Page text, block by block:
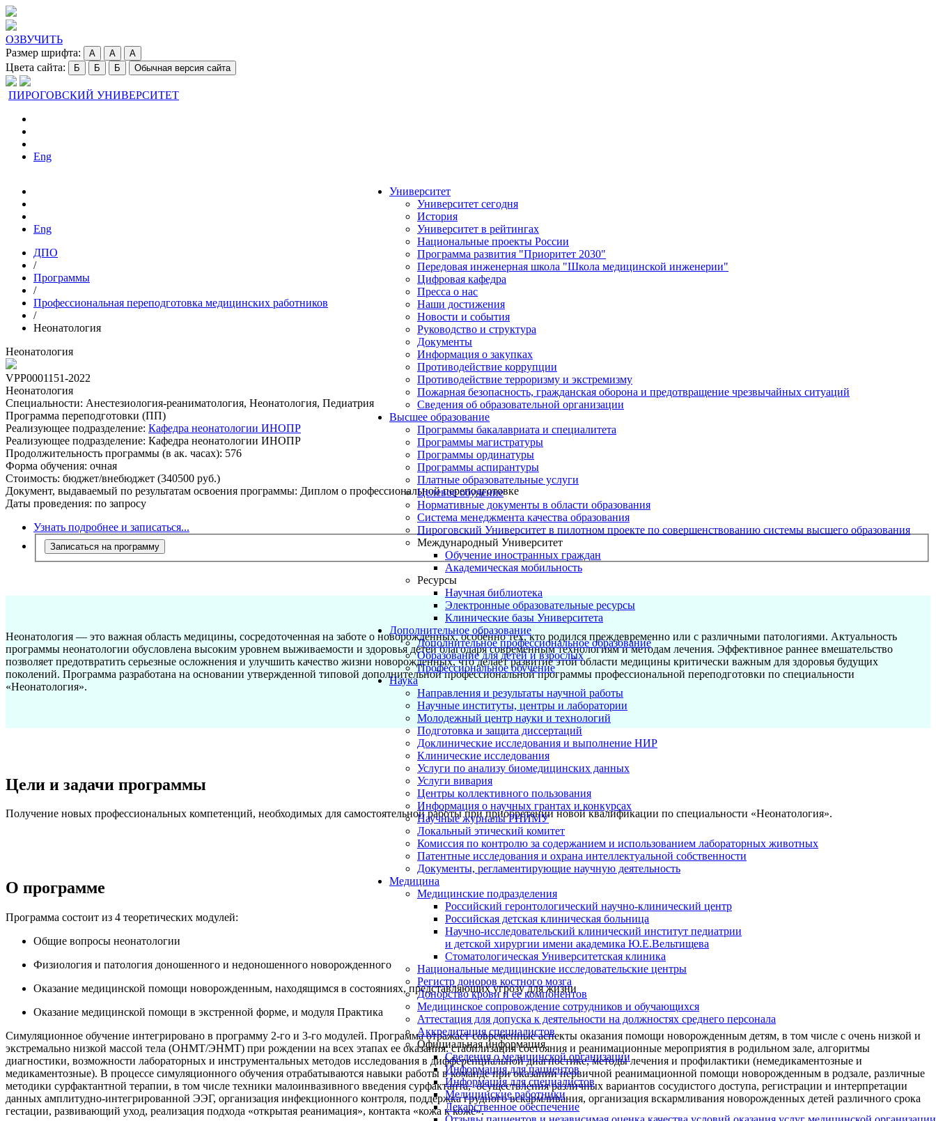
ОЗВУЧИТЬ
Размер шрифта:
A A A
Цвета сайта: Б Б Б Обычная версия сайта
ПИРОГОВСКИЙ УНИВЕРСИТЕТ
Eng
Университет
Университет сегодня
История
Университет в рейтингах
Национальные проекты России
Программа развития "Приоритет 2030"
Передовая инженерная школа "Школа медицинской инженерии"
Цифровая кафедра
Пресса о нас
Наши достижения
Новости и события
Руководство и структура
Документы
Информация о закупках
Противодействие коррупции
Противодействие терроризму и экстремизму
Пожарная безопасность, гражданская оборона и предотвращение чрезвычайных ситуаций
Сведения об образовательной организации
Высшее образование
Программы бакалавриата и специалитета
Программы магистратуры
Программы ординатуры
Программы аспирантуры
Платные образовательные услуги
Целевое обучение
Нормативные документы в области образования
Система менеджмента качества образования
Пироговский Университет в пилотном проекте по совершенствованию системы высшего образования
Международный Университет
Обучение иностранных граждан
Академическая мобильность
Ресурсы
Научная библиотека
Электронные образовательные ресурсы
Клинические базы Университета
Дополнительное образование
Дополнительное профессиональное образование
Образование для детей и взрослых
Профессиональное обучение
Наука
Направления и результаты научной работы
Научные институты, центры и лаборатории
Молодежный центр науки и технологий
Подготовка и защита диссертаций
Доклинические исследования и выполнение НИР
Клинические исследования
Услуги по анализу биомедицинских данных
Услуги вивария
Центры коллективного пользования
Информация о научных грантах и конкурсах
Научные журналы РНИМУ
Локальный этический комитет
Комиссия по контролю за содержанием и использованием лабораторных животных
Патентные исследования и охрана интеллектуальной собственности
Документы, регламентирующие научную деятельность
Медицина
Медицинские подразделения
Российский геронтологический научно-клинический центр
Российская детская клиническая больница
Научно-исследовательский клинический институт педиатрии
и детской хирургии имени академика Ю.Е.Вельтищева
Стоматологическая Университетская клиника
Национальные медицинские исследовательские центры
Регистр доноров костного мозга
Донорство крови и ее компонентов
Медицинское сопровождение сотрудников и обучающихся
Аттестация для допуска к деятельности на должностях среднего персонала
Аккредитация специалистов
Официальная информация
Сведения о медицинской организации
Информация для пациентов
Информация для специалистов
Медицинские работники
Лекарственное обеспечение
Eng
ДПО
/
Программы
/
Профессиональная переподготовка медицинских работников
/
Неонатология
Неонатология
VPP0001151-2022
Неонатология
Специальности: Анестезиология-реаниматология, Неонатология, Педиатрия
Программа переподготовки (ПП)
Реализующее подразделение: Кафедра неонатологии ИНОПР
Реализующее подразделение: Кафедра неонатологии ИНОПР
Продолжительность программы (в ак. часах): 576
Форма обучения: очная
Стоимость: бюджет/внебюджет (340500 руб.)
Документ, выдаваемый по результатам освоения программы: Диплом о профессиональной переподготовке
Даты проведения: по запросу
Узнать подробнее и записаться...
Записаться на программу
Неонатология — это важная область медицины, сосредоточенная на заботе о новорожденных, особенно тех, кто родился преждевременно или с различными патологиями. Актуальность
программы неонатологии обусловлена высоким уровнем выживаемости и здоровья детей благодаря современным технологиям и методам лечения. Эффективное раннее вмешательство
позволяет предотвратить серьезные осложнения и улучшить качество жизни новорожденных, что делает развитие этой области медицины критически важным для здоровья будущих
поколений. Программа разработана на основании утвержденной типовой дополнительной профессиональной программы профессиональной переподготовки по специальности
«Неонатология».
Цели и задачи программы
Получение новых профессиональных компетенций, необходимых для самостоятельной работы при приобретении новой квалификации по специальности «Неонатология».
О программе
Программа состоит из 4 теоретических модулей:
Общие вопросы неонатологии
Физиология и патология доношенного и недоношенного новорожденного
Оказание медицинской помощи новорожденным, находящимся в состояниях, представляющих угрозу для жизни
Оказание медицинской помощи в экстренной форме, и модуля Практика
Симуляционное обучение интегрировано в программу 2-го и 3-го модулей. Программа отражает современные аспекты оказания помощи новорожденным детям, в том числе с очень низкой и
экстремально низкой массой тела (ОНМТ/ЭНМТ) при рождении на всех этапах ее оказания: стабилизация состояния и реанимационные мероприятия в родильном зале, алгоритмы
диагностики, возможности лабораторных и инструментальных методов исследования в дифференциальной диагностике, методы лечения и профилактики (немедикаментозные и
медикаментозные). В процессе симуляционного обучения отрабатываются навыки работы в команде при оказании первичной реанимационной помощи новорожденным в родзале, различные
методики сурфактантной терапии, в том числе техники малоинвазивного введения сурфактанта, осуществления различных вариантов сосудистого доступа, регистрации и интерпретации
данных амплитудно-интегрированной ЭЭГ, организация инфекционного контроля, поддержка грудного вскармливания, организация вскармливания новорожденных детей различного срока
гестации, развивающий уход, реализация подхода «открытая реанимация», контакта «кожа к коже».